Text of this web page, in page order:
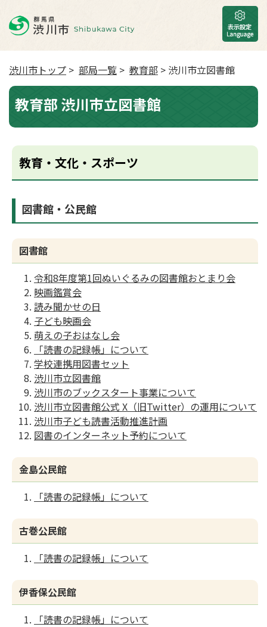
渋川市トップ > 部局一覧 > 教育部 > 渋川市立図書館
教育部 渋川市立図書館
教育・文化・スポーツ
図書館・公民館
図書館
令和8年度第1回ぬいぐるみの図書館おとまり会
映画鑑賞会
読み聞かせの日
子ども映画会
萌えの子おはなし会
「読書の記録帳」について
学校連携用図書セット
渋川市立図書館
渋川市のブックスタート事業について
渋川市立図書館公式 X（旧Twitter）の運用について
渋川市子ども読書活動推進計画
図書のインターネット予約について
金島公民館
「読書の記録帳」について
古巻公民館
「読書の記録帳」について
伊香保公民館
「読書の記録帳」について